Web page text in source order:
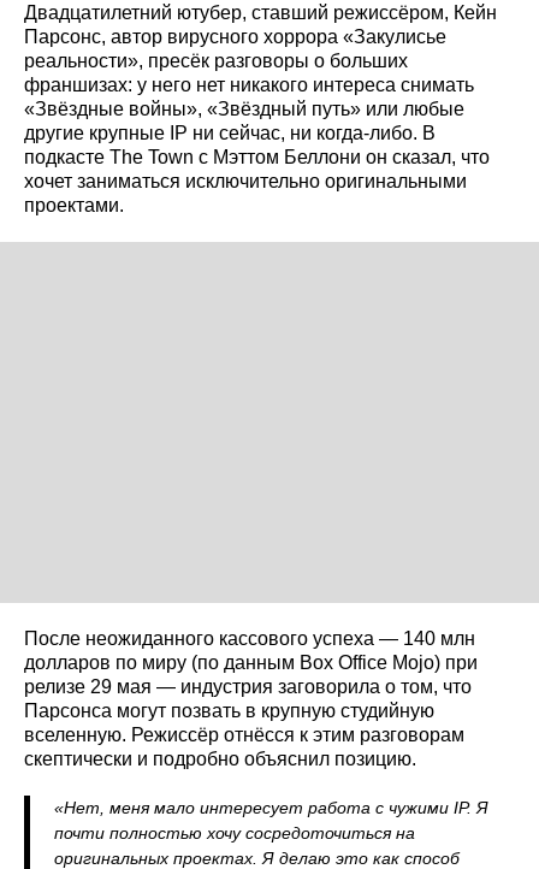
Двадцатилетний ютубер, ставший режиссёром, Кейн
Парсонс, автор вирусного хоррора «Закулисье
реальности», пресёк разговоры о больших
франшизах: у него нет никакого интереса снимать
«Звёздные войны», «Звёздный путь» или любые
другие крупные IP ни сейчас, ни когда‑либо. В
подкасте The Town с Мэттом Беллони он сказал, что
хочет заниматься исключительно оригинальными
проектами.
После неожиданного кассового успеха — 140 млн
долларов по миру (по данным Box Office Mojo) при
релизе 29 мая — индустрия заговорила о том, что
Парсонса могут позвать в крупную студийную
вселенную. Режиссёр отнёсся к этим разговорам
скептически и подробно объяснил позицию.
«Нет, меня мало интересует работа с чужими IP. Я
почти полностью хочу сосредоточиться на
оригинальных проектах. Я делаю это как способ